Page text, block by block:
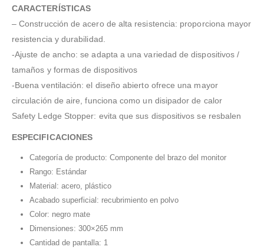
CARACTERÍSTICAS
– Construcción de acero de alta resistencia: proporciona mayor
resistencia y durabilidad.
-Ajuste de ancho: se adapta a una variedad de dispositivos /
tamaños y formas de dispositivos
-Buena ventilación: el diseño abierto ofrece una mayor
circulación de aire, funciona como un disipador de calor
Safety Ledge Stopper: evita que sus dispositivos se resbalen
ESPECIFICACIONES
Categoría de producto: Componente del brazo del monitor
Rango: Estándar
Material: acero, plástico
Acabado superficial: recubrimiento en polvo
Color: negro mate
Dimensiones: 300×265 mm
Cantidad de pantalla: 1